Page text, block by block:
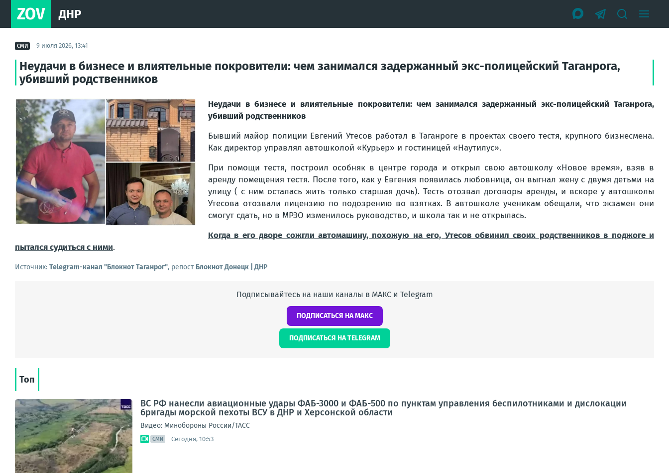
ZOV ДНР
СМИ 9 июля 2026, 13:41
Неудачи в бизнесе и влиятельные покровители: чем занимался задержанный экс-полицейский Таганрога,
убивший родственников
Неудачи в бизнесе и влиятельные покровители: чем занимался задержанный экс-полицейский Таганрога,
убивший родственников
Бывший майор полиции Евгений Утесов работал в Таганроге в проектах своего тестя, крупного бизнесмена.
Как директор управлял автошколой «Курьер» и гостиницей «Наутилус».
При помощи тестя, построил особняк в центре города и открыл свою автошколу «Новое время», взяв в
аренду помещения тестя. После того, как у Евгения появилась любовница, он выгнал жену с двумя детьми на
улицу ( с ним осталась жить только старшая дочь). Тесть отозвал договоры аренды, и вскоре у автошколы
Утесова отозвали лицензию по подозрению во взятках. В автошколе ученикам обещали, что экзамен они
смогут сдать, но в МРЭО изменилось руководство, и школа так и не открылась.
Когда в его дворе сожгли автомашину, похожую на его, Утесов обвинил своих родственников в поджоге и
пытался судиться с ними.
Источник: Telegram-канал "Блокнот Таганрог", репост Блокнот Донецк | ДНР
Подписывайтесь на наши каналы в МАКС и Telegram
ПОДПИСАТЬСЯ НА МАКС
ПОДПИСАТЬСЯ НА TELEGRAM
Топ
ВС РФ нанесли авиационные удары ФАБ-3000 и ФАБ-500 по пунктам управления беспилотниками и дислокации
бригады морской пехоты ВСУ в ДНР и Херсонской области
Видео: Минобороны России/ТАСС
СМИ Сегодня, 10:53